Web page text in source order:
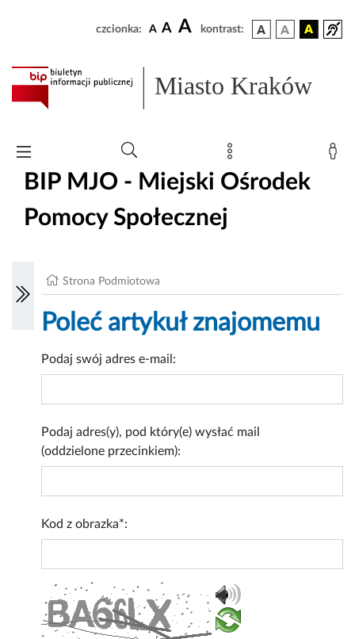
czcionka: A A A kontrast:
Miasto Kraków
BIP MJO - Miejski Ośrodek
Pomocy Społecznej
Strona Podmiotowa
Poleć artykuł znajomemu
Podaj swój adres e-mail:
Podaj adres(y), pod który(e) wysłać mail
(oddzielone przecinkiem):
Kod z obrazka*: